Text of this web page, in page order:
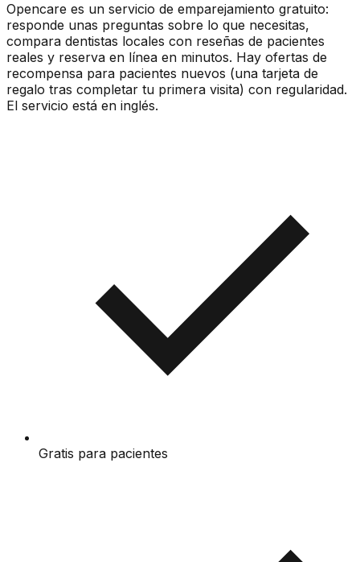
Opencare es un servicio de emparejamiento gratuito:
responde unas preguntas sobre lo que necesitas,
compara dentistas locales con reseñas de pacientes
reales y reserva en línea en minutos. Hay ofertas de
recompensa para pacientes nuevos (una tarjeta de
regalo tras completar tu primera visita) con regularidad.
El servicio está en inglés.
Gratis para pacientes